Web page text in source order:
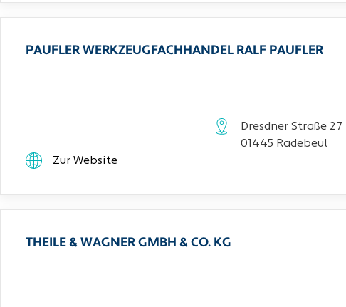
PAUFLER WERKZEUGFACHHANDEL RALF PAUFLER
Dresdner Straße 27
01445 Radebeul
Zur Website
THEILE & WAGNER GMBH & CO. KG